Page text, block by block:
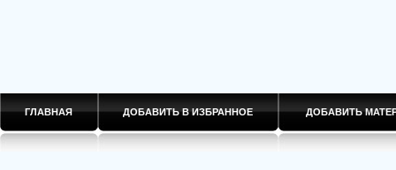
ГЛАВНАЯ ДОБАВИТЬ В ИЗБРАННОЕ ДОБАВИТЬ